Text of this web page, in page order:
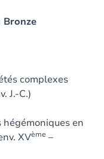
Bronze
complexes
J.-C.)
hégémoniques en
XVème –